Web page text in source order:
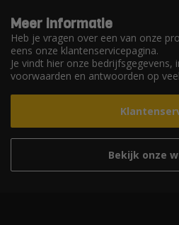
Meer informatie
Heb je vragen over een van onze
eens onze klantenservicepagina.
Je vindt hier onze
voorwaarden en antwoorden op
Bekijk onze